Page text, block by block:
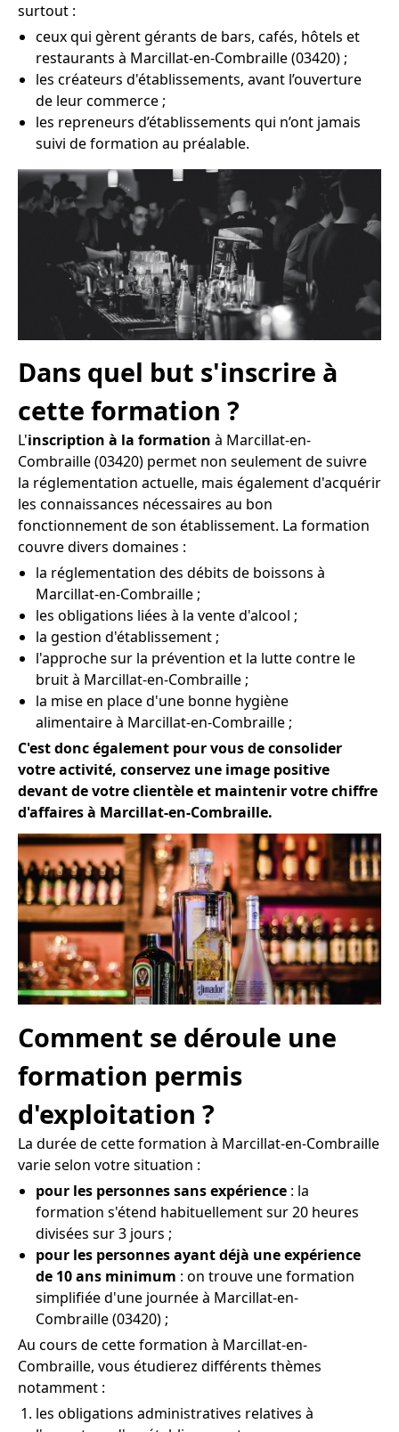
surtout :
ceux qui gèrent gérants de bars, cafés, hôtels et
restaurants à Marcillat-en-Combraille (03420) ;
les créateurs d'établissements, avant l’ouverture
de leur commerce ;
les repreneurs d’établissements qui n’ont jamais
suivi de formation au préalable.
Dans quel but s'inscrire à
cette formation ?
L'inscription à la formation à Marcillat-en-
Combraille (03420) permet non seulement de suivre
la réglementation actuelle, mais également d'acquérir
les connaissances nécessaires au bon
fonctionnement de son établissement. La formation
couvre divers domaines :
la réglementation des débits de boissons à
Marcillat-en-Combraille ;
les obligations liées à la vente d'alcool ;
la gestion d'établissement ;
l'approche sur la prévention et la lutte contre le
bruit à Marcillat-en-Combraille ;
la mise en place d'une bonne hygiène
alimentaire à Marcillat-en-Combraille ;
C'est donc également pour vous de consolider
votre activité, conservez une image positive
devant de votre clientèle et maintenir votre chiffre
d'affaires à Marcillat-en-Combraille.
Comment se déroule une
formation permis
d'exploitation ?
La durée de cette formation à Marcillat-en-Combraille
varie selon votre situation :
pour les personnes sans expérience : la
formation s'étend habituellement sur 20 heures
divisées sur 3 jours ;
pour les personnes ayant déjà une expérience
de 10 ans minimum : on trouve une formation
simplifiée d'une journée à Marcillat-en-
Combraille (03420) ;
Au cours de cette formation à Marcillat-en-
Combraille, vous étudierez différents thèmes
notamment :
les obligations administratives relatives à